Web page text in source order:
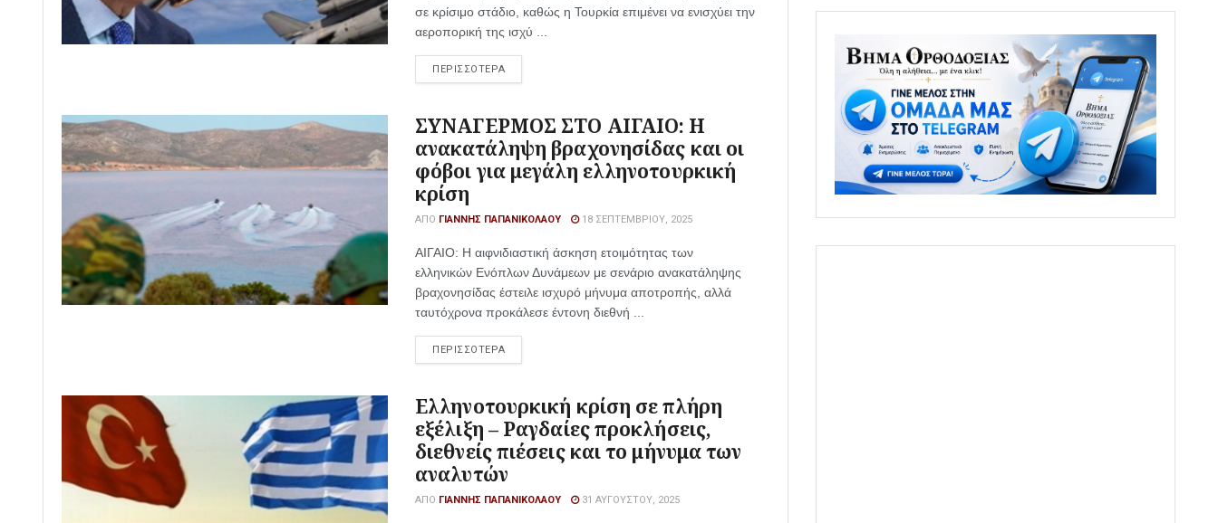
σε κρίσιμο στάδιο, καθώς η Τουρκία επιμένει να ενισχύει την
αεροπορική της ισχύ ...
ΠΕΡΙΣΣΟΤΕΡΑ
ΣΥΝΑΓΕΡΜΟΣ ΣΤΟ ΑΙΓΑΙΟ: Η
ανακατάληψη βραχονησίδας και οι
φόβοι για μεγάλη ελληνοτουρκική
κρίση
ΑΠΌ ΓΙΆΝΝΗΣ ΠΑΠΑΝΙΚΟΛΆΟΥ 18 ΣΕΠΤΕΜΒΡΊΟΥ, 2025
ΑΙΓΑΙΟ: Η αιφνιδιαστική άσκηση ετοιμότητας των
ελληνικών Ενόπλων Δυνάμεων με σενάριο ανακατάληψης
βραχονησίδας έστειλε ισχυρό μήνυμα αποτροπής, αλλά
ταυτόχρονα προκάλεσε έντονη διεθνή ...
ΠΕΡΙΣΣΟΤΕΡΑ
Ελληνοτουρκική κρίση σε πλήρη
εξέλιξη – Ραγδαίες προκλήσεις,
διεθνείς πιέσεις και το μήνυμα των
αναλυτών
ΑΠΌ ΓΙΆΝΝΗΣ ΠΑΠΑΝΙΚΟΛΆΟΥ 31 ΑΥΓΟΎΣΤΟΥ, 2025